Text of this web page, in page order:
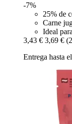
-7%
25% de
Carne
Ideal
3,43 € 3,69 €
Entrega hasta